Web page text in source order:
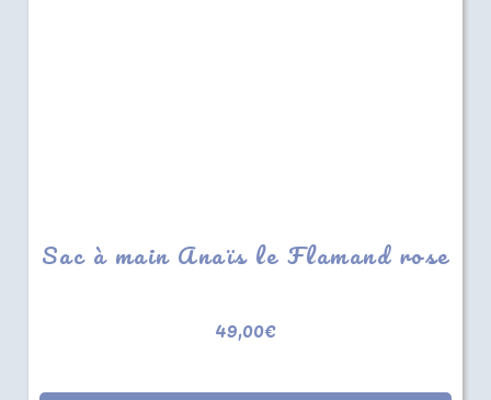
Sac à main Anaïs le Flamand rose
49,00€